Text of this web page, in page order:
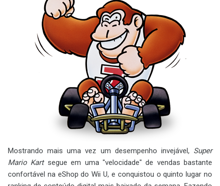
Mostrando mais uma vez um desempenho invejável, Super
Mario Kartsegue em uma "velocidade" de vendas bastante
confortável na eShop do Wii U, e conquistou o quinto lugar no